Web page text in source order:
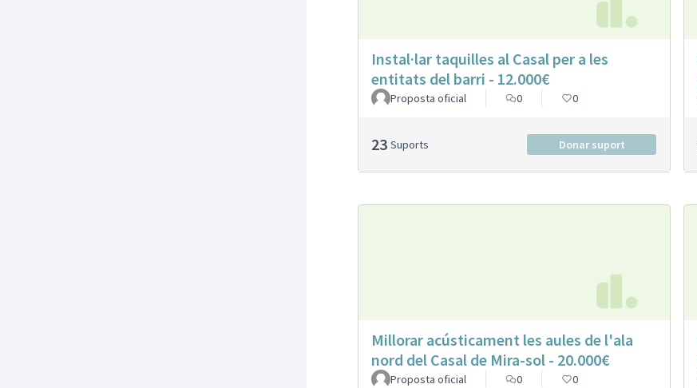
Instal·lar taquilles al Casal per a les
entitats del barri - 12.000€
Proposta oficial 0 0
23 Suports Donar suport
Millorar acústicament les aules de l'ala
nord del Casal de Mira-sol - 20.000€
Proposta oficial 0 0